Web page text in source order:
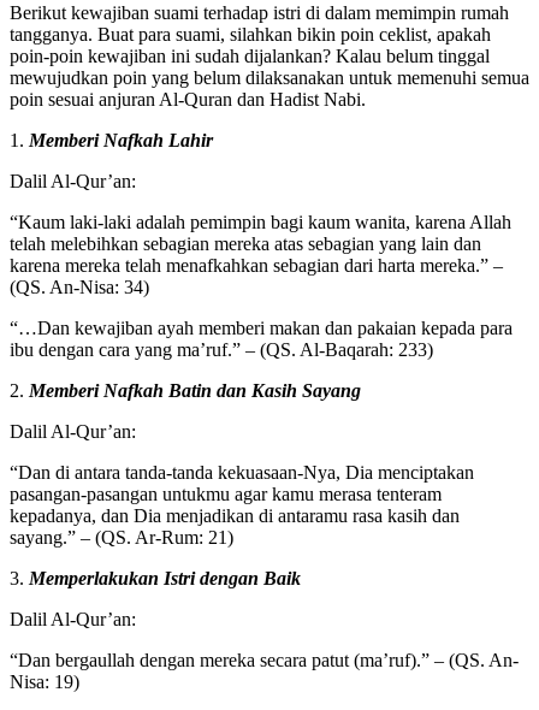
Berikut kewajiban suami terhadap istri di dalam memimpin rumah
tangganya. Buat para suami, silahkan bikin poin ceklist, apakah
poin-poin kewajiban ini sudah dijalankan? Kalau belum tinggal
mewujudkan poin yang belum dilaksanakan untuk memenuhi semua
poin sesuai anjuran Al-Quran dan Hadist Nabi.
1. Memberi Nafkah Lahir
Dalil Al-Qur’an:
“Kaum laki-laki adalah pemimpin bagi kaum wanita, karena Allah
telah melebihkan sebagian mereka atas sebagian yang lain dan
karena mereka telah menafkahkan sebagian dari harta mereka.” –
(QS. An-Nisa: 34)
“…Dan kewajiban ayah memberi makan dan pakaian kepada para
ibu dengan cara yang ma’ruf.” – (QS. Al-Baqarah: 233)
2. Memberi Nafkah Batin dan Kasih Sayang
Dalil Al-Qur’an:
“Dan di antara tanda-tanda kekuasaan-Nya, Dia menciptakan
pasangan-pasangan untukmu agar kamu merasa tenteram
kepadanya, dan Dia menjadikan di antaramu rasa kasih dan
sayang.” – (QS. Ar-Rum: 21)
3. Memperlakukan Istri dengan Baik
Dalil Al-Qur’an:
“Dan bergaullah dengan mereka secara patut (ma’ruf).” – (QS. An-
Nisa: 19)